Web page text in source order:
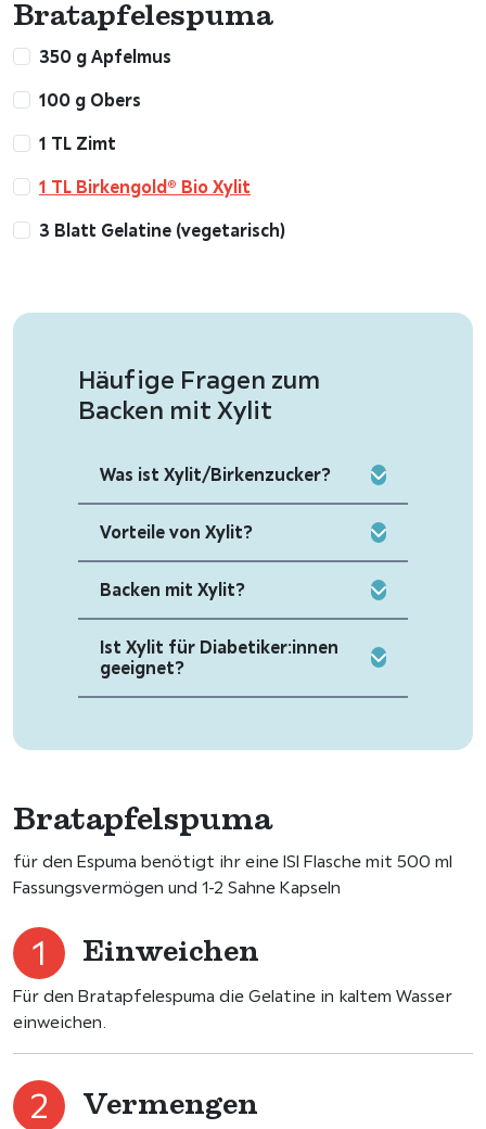
Bratapfelespuma
350 g Apfelmus
100 g Obers
1 TL Zimt
1 TL Birkengold® Bio Xylit
3 Blatt Gelatine (vegetarisch)
Häufige Fragen zum
Backen mit Xylit
Was ist Xylit/Birkenzucker?
Vorteile von Xylit?
Backen mit Xylit?
Ist Xylit für Diabetiker:innen
geeignet?
Bratapfelspuma
für den Espuma benötigt ihr eine ISI Flasche mit 500 ml
Fassungsvermögen und 1-2 Sahne Kapseln
Einweichen
Für den Bratapfelespuma die Gelatine in kaltem Wasser
einweichen.
Vermengen